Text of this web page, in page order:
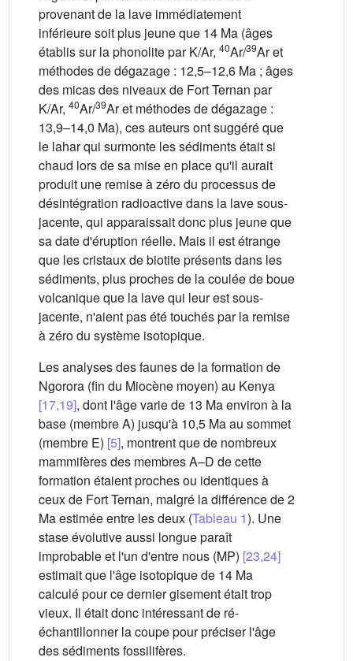
provenant de la lave immédiatement
inférieure soit plus jeune que 14 Ma (âges
établis sur la phonolite par K/Ar, 40Ar/39Ar et
méthodes de dégazage : 12,5–12,6 Ma ; âges
des micas des niveaux de Fort Ternan par
K/Ar, 40Ar/39Ar et méthodes de dégazage :
13,9–14,0 Ma), ces auteurs ont suggéré que
le lahar qui surmonte les sédiments était si
chaud lors de sa mise en place qu'il aurait
produit une remise à zéro du processus de
désintégration radioactive dans la lave sous-
jacente, qui apparaissait donc plus jeune que
sa date d'éruption réelle. Mais il est étrange
que les cristaux de biotite présents dans les
sédiments, plus proches de la coulée de boue
volcanique que la lave qui leur est sous-
jacente, n'aient pas été touchés par la remise
à zéro du système isotopique.
Les analyses des faunes de la formation de
Ngorora (fin du Miocène moyen) au Kenya
[17,19], dont l'âge varie de 13 Ma environ à la
base (membre A) jusqu'à 10,5 Ma au sommet
(membre E) [5], montrent que de nombreux
mammifères des membres A–D de cette
formation étaient proches ou identiques à
ceux de Fort Ternan, malgré la différence de 2
Ma estimée entre les deux (Tableau 1). Une
stase évolutive aussi longue paraît
improbable et l'un d'entre nous (MP) [23,24]
estimait que l'âge isotopique de 14 Ma
calculé pour ce dernier gisement était trop
vieux. Il était donc intéressant de ré-
échantillonner la coupe pour préciser l'âge
des sédiments fossilifères.